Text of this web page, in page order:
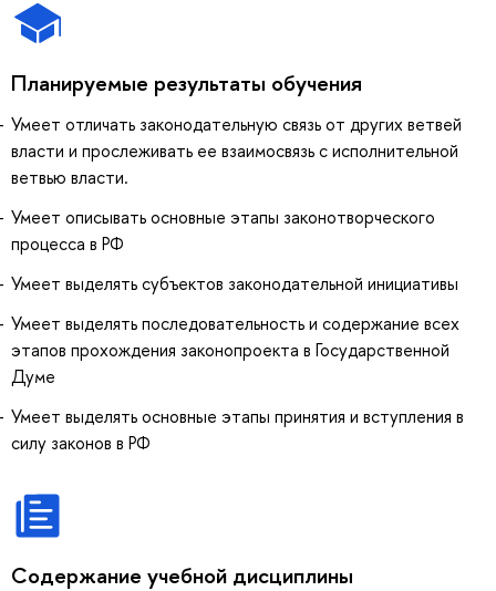
Планируемые результаты обучения
Умеет отличать законодательную связь от других ветвей
власти и прослеживать ее взаимосвязь с исполнительной
ветвью власти.
Умеет описывать основные этапы законотворческого
процесса в РФ
Умеет выделять субъектов законодательной инициативы
Умеет выделять последовательность и содержание всех
этапов прохождения законопроекта в Государственной
Думе
Умеет выделять основные этапы принятия и вступления в
силу законов в РФ
Содержание учебной дисциплины